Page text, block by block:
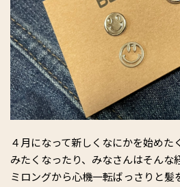
４月になって新しくなにかを始めた
みたくなったり、みなさんはそん
ミロングから心機一転ばっさりと